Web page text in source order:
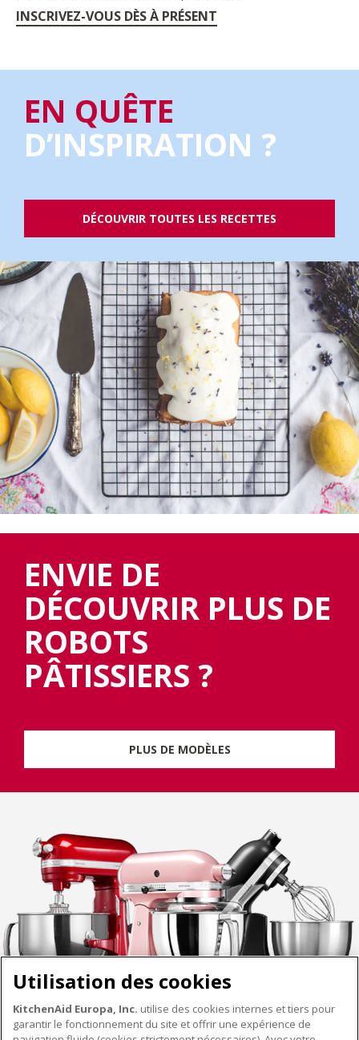
INSCRIVEZ-VOUS DÈS À PRÉSENT
EN QUÊTE
D’INSPIRATION ?
DÉCOUVRIR TOUTES LES RECETTES
ENVIE DE
DÉCOUVRIR PLUS DE
ROBOTS
PÂTISSIERS ?
PLUS DE MODÈLES
Utilisation des cookies
KitchenAid Europa, Inc. utilise des cookies internes et tiers pour
garantir le fonctionnement du site et offrir une expérience de